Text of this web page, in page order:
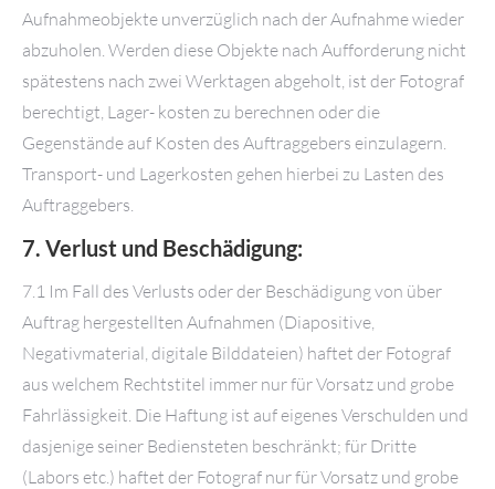
Aufnahmeobjekte unverzüglich nach der Aufnahme wieder
abzuholen. Werden diese Objekte nach Aufforderung nicht
spätestens nach zwei Werktagen abgeholt, ist der Fotograf
berechtigt, Lager- kosten zu berechnen oder die
Gegenstände auf Kosten des Auftraggebers einzulagern.
Transport- und Lagerkosten gehen hierbei zu Lasten des
Auftraggebers.
7. Verlust und Beschädigung:
7.1 Im Fall des Verlusts oder der Beschädigung von über
Auftrag hergestellten Aufnahmen (Diapositive,
Negativmaterial, digitale Bilddateien) haftet der Fotograf
aus welchem Rechtstitel immer nur für Vorsatz und grobe
Fahrlässigkeit. Die Haftung ist auf eigenes Verschulden und
dasjenige seiner Bediensteten beschränkt; für Dritte
(Labors etc.) haftet der Fotograf nur für Vorsatz und grobe